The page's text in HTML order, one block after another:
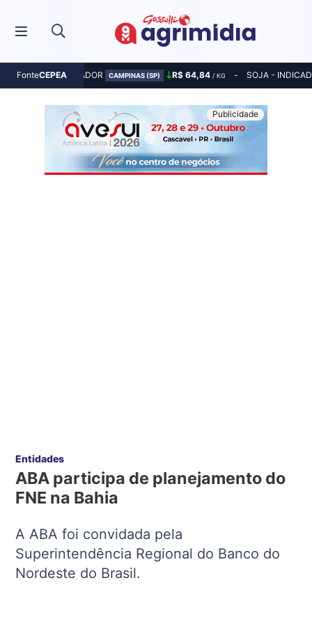
FonteCEPEA
MILHO - INDICADOR CAMPINAS (SP) R$ 64,84 / KG SOJA -
Entidades
ABA participa de planejamento do
FNE na Bahia
A ABA foi convidada pela
Superintendência Regional do Banco do
Nordeste do Brasil.